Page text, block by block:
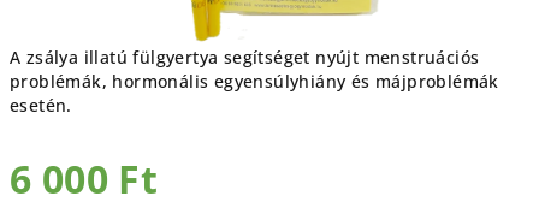
A zsálya illatú fülgyertya segítséget nyújt menstruációs
problémák, hormonális egyensúlyhiány és májproblémák
esetén.
6 000 Ft